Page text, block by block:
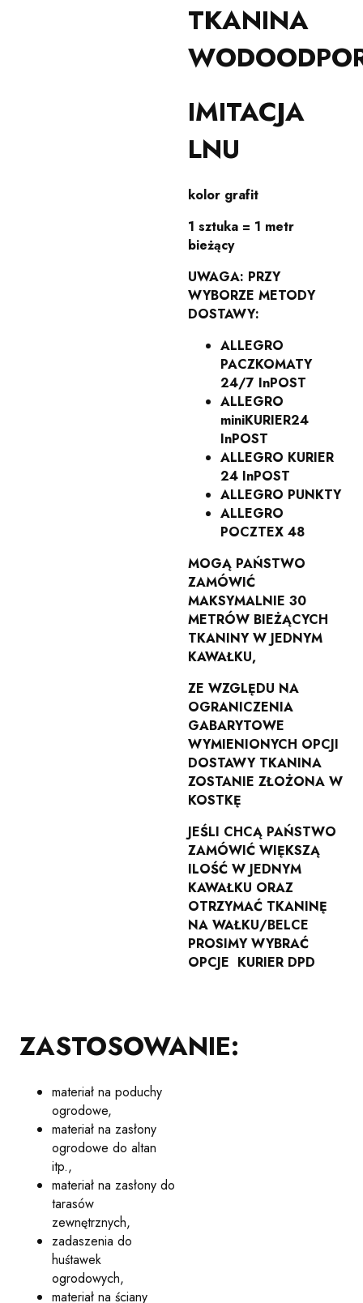
TKANINA
IMITACJA
LNU
kolor grafit
1 sztuka = 1 metr
bieżący
UWAGA: PRZY
WYBORZE METODY
DOSTAWY:
ALLEGRO
PACZKOMATY
24/7 InPOST
ALLEGRO
miniKURIER24
InPOST
ALLEGRO KURIER
24 InPOST
ALLEGRO PUNKTY
ALLEGRO
POCZTEX 48
MOGĄ PAŃSTWO
ZAMÓWIĆ
MAKSYMALNIE 30
METRÓW BIEŻĄCYCH
TKANINY W JEDNYM
KAWAŁKU,
ZE WZGLĘDU NA
OGRANICZENIA
GABARYTOWE
WYMIENIONYCH OPCJI
DOSTAWY TKANINA
ZOSTANIE ZŁOŻONA W
KOSTKĘ
JEŚLI CHCĄ PAŃSTWO
ZAMÓWIĆ WIĘKSZĄ
ILOŚĆ W JEDNYM
KAWAŁKU ORAZ
OTRZYMAĆ TKANINĘ
NA WAŁKU/BELCE
PROSIMY WYBRAĆ
OPCJE KURIER DPD
ZASTOSOWANIE:
materiał na poduchy
ogrodowe,
materiał na zasłony
ogrodowe do altan
itp.,
materiał na zasłony do
tarasów
zewnętrznych,
zadaszenia do
huśtawek
ogrodowych,
materiał na ściany